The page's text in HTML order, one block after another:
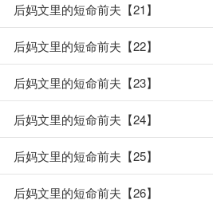
后妈文里的短命前夫【21】
后妈文里的短命前夫【22】
后妈文里的短命前夫【23】
后妈文里的短命前夫【24】
后妈文里的短命前夫【25】
后妈文里的短命前夫【26】